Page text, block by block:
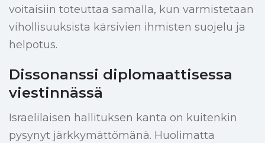
voitaisiin toteuttaa samalla, kun varmistetaan
vihollisuuksista kärsivien ihmisten suojelu ja
helpotus.
Dissonanssi diplomaattisessa
viestinnässä
Israelilaisen hallituksen kanta on kuitenkin
pysynyt järkkymättömänä. Huolimatta